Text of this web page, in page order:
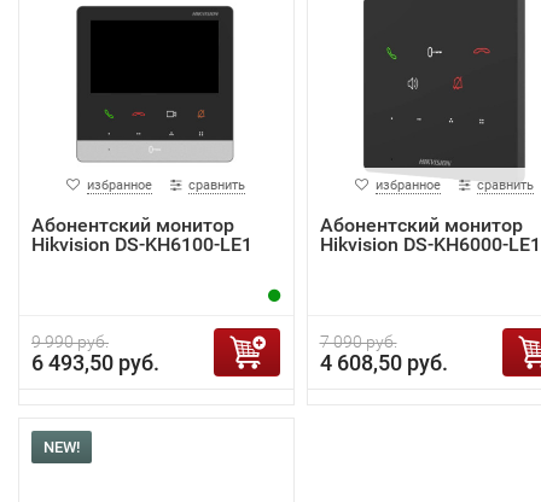
избранное сравнить
Абонентский монитор
Hikvision DS-KH6100-LE1
9 990 руб.
6 493,50 руб.
избранное сравнить
Абонентский монитор
Hikvision DS-KH6000-LE1
7 090 руб.
4 608,50 руб.
NEW!